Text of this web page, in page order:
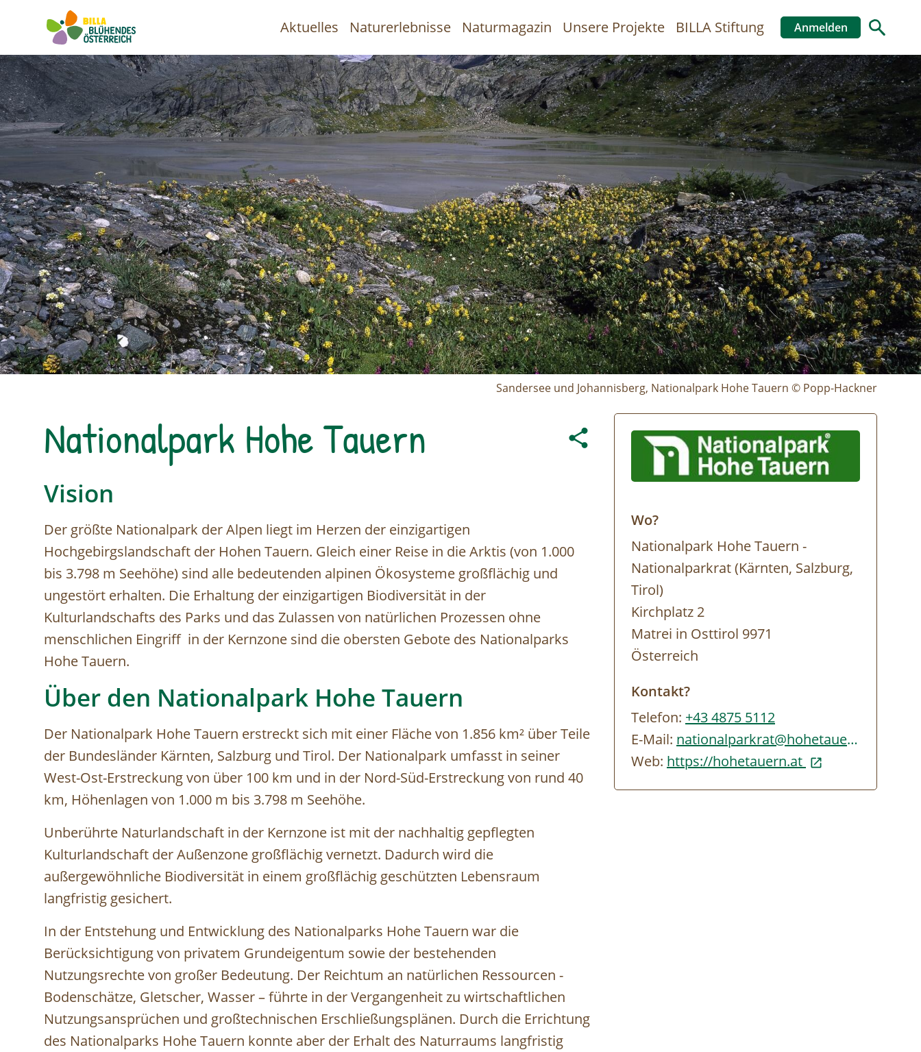
Direkt
zum
Inhalt
Hauptnavigation
Aktuelles Naturerlebnisse Naturmagazin Unsere Projekte BILLA Stiftung Anmelden
Image
Sandersee und Johannisberg, Nationalpark Hohe Tauern © Popp-Hackner
Nationalpark Hohe Tauern
Vision
Der größte Nationalpark der Alpen liegt im Herzen der einzigartigen
Hochgebirgslandschaft der Hohen Tauern. Gleich einer Reise in die Arktis (von 1.000
bis 3.798 m Seehöhe) sind alle bedeutenden alpinen Ökosysteme großflächig und
ungestört erhalten. Die Erhaltung der einzigartigen Biodiversität in der
Kulturlandschafts des Parks und das Zulassen von natürlichen Prozessen ohne
menschlichen Eingriff in der Kernzone sind die obersten Gebote des Nationalparks
Hohe Tauern.
Über den Nationalpark Hohe Tauern
Der Nationalpark Hohe Tauern erstreckt sich mit einer Fläche von 1.856 km² über Teile
der Bundesländer Kärnten, Salzburg und Tirol. Der Nationalpark umfasst in seiner
West-Ost-Erstreckung von über 100 km und in der Nord-Süd-Erstreckung von rund 40
km, Höhenlagen von 1.000 m bis 3.798 m Seehöhe.
Unberührte Naturlandschaft in der Kernzone ist mit der nachhaltig gepflegten
Kulturlandschaft der Außenzone großflächig vernetzt. Dadurch wird die
außergewöhnliche Biodiversität in einem großflächig geschützten Lebensraum
langfristig gesichert.
In der Entstehung und Entwicklung des Nationalparks Hohe Tauern war die
Berücksichtigung von privatem Grundeigentum sowie der bestehenden
Nutzungsrechte von großer Bedeutung. Der Reichtum an natürlichen Ressourcen -
Bodenschätze, Gletscher, Wasser – führte in der Vergangenheit zu wirtschaftlichen
Nutzungsansprüchen und großtechnischen Erschließungsplänen. Durch die Errichtung
des Nationalparks Hohe Tauern konnte aber der Erhalt des Naturraums langfristig
Wo?
Nationalpark Hohe Tauern -
Nationalparkrat (Kärnten, Salzburg,
Tirol)
Kirchplatz 2
Matrei in Osttirol 9971
Österreich
Kontakt?
Telefon: +43 4875 5112
E-Mail:
nationalparkrat@hohetauern.at
Web: https://hohetauern.at